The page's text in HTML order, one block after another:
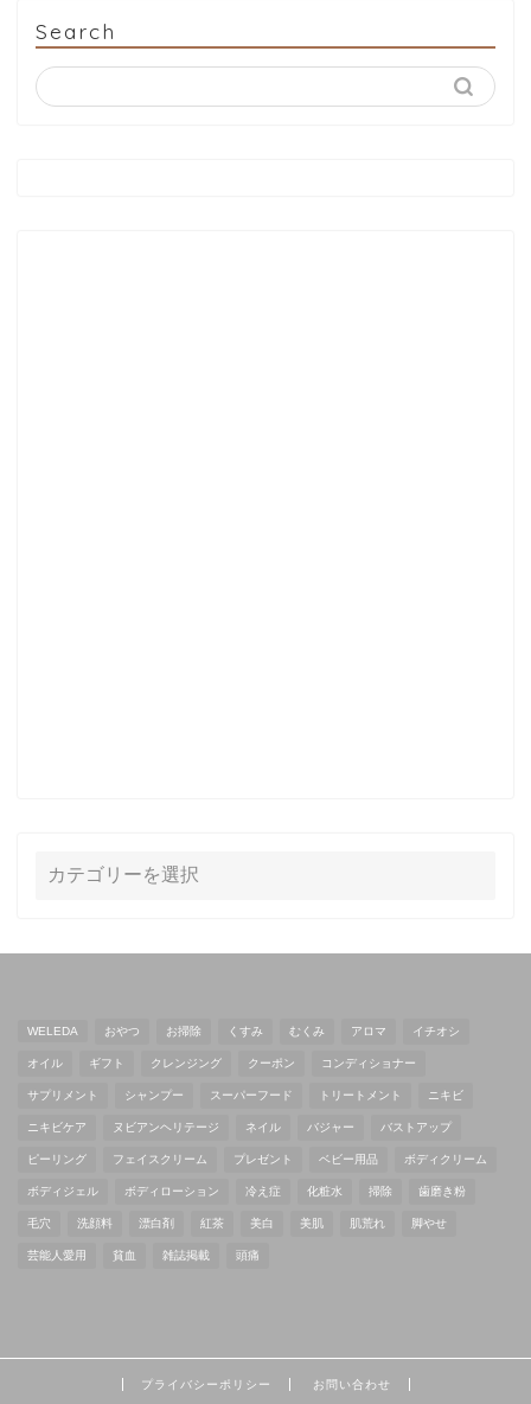
Search
WELEDA おやつ お掃除 くすみ むくみ アロマ イチオシ
オイル ギフト クレンジング クーポン コンディショナー
サプリメント シャンプー スーパーフード トリートメント ニキビ
ニキビケア ヌビアンヘリテージ ネイル バジャー バストアップ
ピーリング フェイスクリーム プレゼント ベビー用品 ボディクリーム
ボディジェル ボディローション 冷え症 化粧水 掃除 歯磨き粉
毛穴 洗顔料 漂白剤 紅茶 美白 美肌 肌荒れ 脚やせ
芸能人愛用 貧血 雑誌掲載 頭痛
プライバシーポリシー お問い合わせ